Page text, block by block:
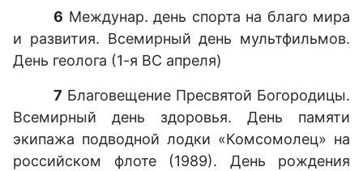
6 Междунар. день спорта на благо мира
и развития. Всемирный день мультфильмов.
День геолога (1-я ВС апреля)
7 Благовещение Пресвятой Богородицы.
Всемирный день здоровья. День памяти
экипажа подводной лодки «Комсомолец» на
российском флоте (1989). День рождения